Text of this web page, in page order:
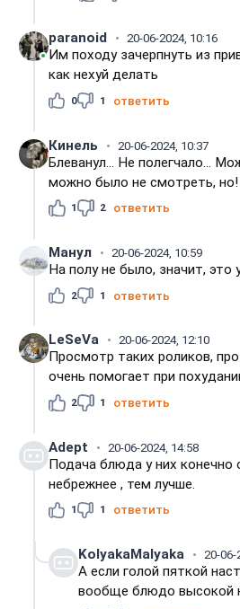
paranoid 20-06-2024, 10:16
Им походу зачерпнуть из
как нехуй делать
0 1 ответить
Кинель 20-06-2024, 10:37
Блеванул... Не полегчало...
можно было не смотреть, но!
1 2 ответить
Манул 20-06-2024, 10:59
На полу не было, значит, это
2 1 ответить
LeSeVa 20-06-2024, 12:10
Просмотр таких роликов,
очень помогает при
2 1 ответить
Adept 20-06-2024, 14:58
Подача блюда у них конечно
небрежнее , тем лучше.
1 1 ответить
KolyakaMalyaka 20-06-
А если голой пяткой
вообще блюдо высокой